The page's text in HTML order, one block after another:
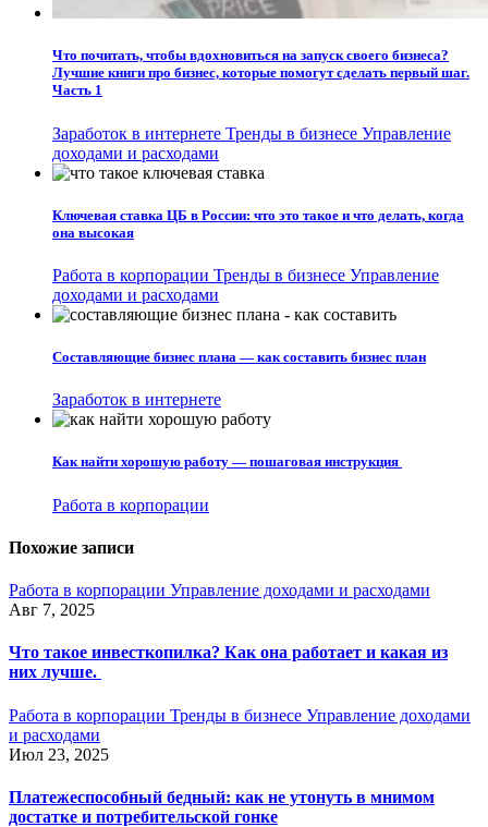
Что почитать, чтобы вдохновиться на запуск своего бизнеса?
Лучшие книги про бизнес, которые помогут сделать первый шаг.
Часть 1
Заработок в интернете Тренды в бизнесе Управление
доходами и расходами
Ключевая ставка ЦБ в России: что это такое и что делать, когда
она высокая
Работа в корпорации Тренды в бизнесе Управление
доходами и расходами
Составляющие бизнес плана — как составить бизнес план
Заработок в интернете
Как найти хорошую работу — пошаговая инструкция
Работа в корпорации
Похожие записи
Работа в корпорации Управление доходами и расходами
Авг 7, 2025
Что такое инвесткопилка? Как она работает и какая из
них лучше.
Работа в корпорации Тренды в бизнесе Управление доходами
и расходами
Июл 23, 2025
Платежеспособный бедный: как не утонуть в мнимом
достатке и потребительской гонке